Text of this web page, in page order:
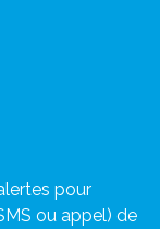
pour
ou appel) de